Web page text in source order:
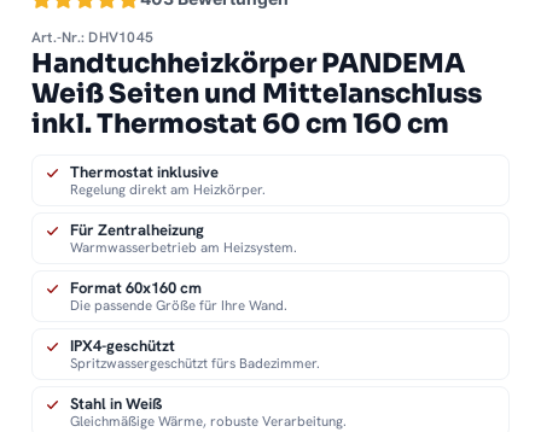
Art.-Nr.: DHV1045
Handtuchheizkörper PANDEMA
Weiß Seiten und Mittelanschluss
inkl. Thermostat 60 cm 160 cm
Thermostat inklusive
Regelung direkt am Heizkörper.
Für Zentralheizung
Warmwasserbetrieb am Heizsystem.
Format 60x160 cm
Die passende Größe für Ihre Wand.
IPX4-geschützt
Spritzwassergeschützt fürs Badezimmer.
Stahl in Weiß
Gleichmäßige Wärme, robuste Verarbeitung.